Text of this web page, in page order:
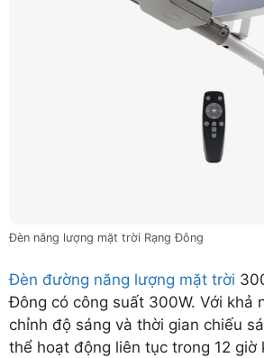
Đèn năng lượng mặt trời Rạng Đông
Đèn đường năng lượng mặt trời
Đông có công suất 300W. Với khả
chỉnh độ sáng và thời gian chiếu
thể hoạt động liên tục trong 12 giờ